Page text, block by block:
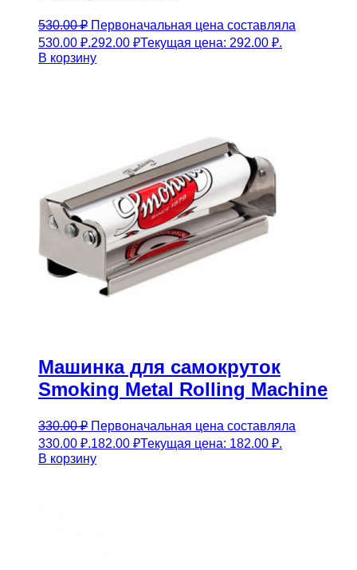
530.00₽ Первоначальная цена составляла
530.00 ₽.292.00 ₽Текущая цена: 292.00 ₽.
В корзину
Машинка для самокруток
Smoking Metal Rolling Machine
330.00₽ Первоначальная цена составляла
330.00 ₽.182.00 ₽Текущая цена: 182.00 ₽.
В корзину